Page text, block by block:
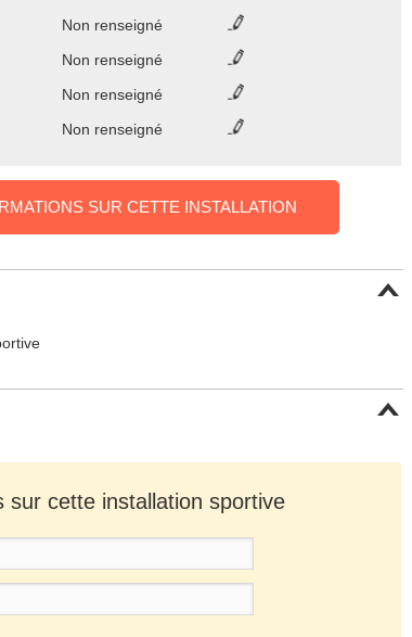
Non renseigné
Non renseigné
Non renseigné
Non renseigné
SUR CETTE INSTALLATION
sur cette installation sportive